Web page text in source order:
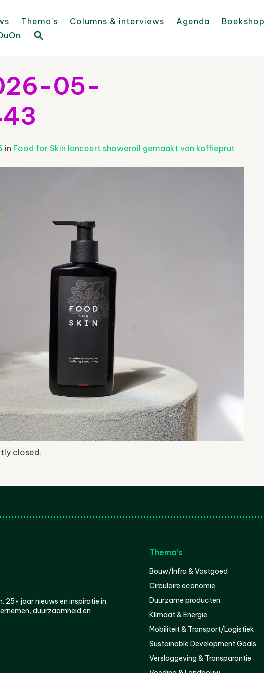
Thema’s Columns & interviews Agenda Boekshop
05-
in Food for Skin lanceert showeroil gemaakt van koffieprut
closed.
25+ jaar nieuws en inspiratie in
duurzaamheid en
Thema’s
Bouw/Infra & Vastgoed
Circulaire economie
Duurzame producten
Klimaat & Energie
Mobiliteit & Transport/Logistiek
Sustainable Development Goals
Verslaggeving & Transparantie